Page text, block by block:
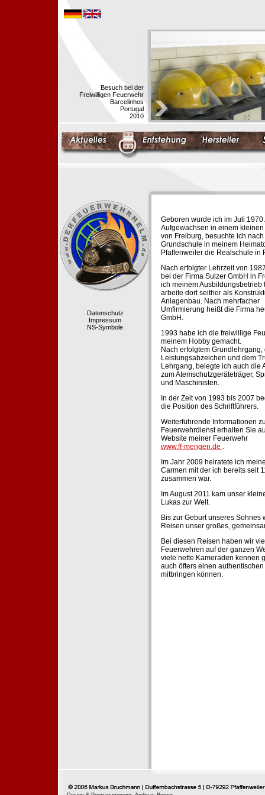
Besuch bei der
Freiwilligen Feuerwehr
Barcelinhos
Portugal
2010
Datenschutz
Impressum
NS-Symbole
Geboren wurde ich im Juli 1970.
Aufgewachsen in einem kleinen
von Freiburg, besuchte ich nach
Grundschule in meinem
Pfaffenweiler die Realschule in
Nach erfolgter Lehrzeit von
bei der Firma Sulzer GmbH in
ich meinem Ausbildungsbetrieb
arbeite dort seither als
Anlagenbau. Nach mehrfacher
Umfirmierung heißt die Firma
GmbH.
1993 habe ich die freiwillige
meinem Hobby gemacht.
Nach erfolgtem Grundlehrgang,
Leistungsabzeichen und dem
Lehrgang, belegte ich auch die
zum Atemschutzgeräteträger,
und Maschinisten.
In der Zeit von 1993 bis 2007
die Position des Schriftführers.
Weiterführende Informationen
Feuerwehrdienst erhalten Sie
Website meiner Feuerwehr
www.ff-mengen.de .
Im Jahr 2009 heiratete ich
Carmen mit der ich bereits seit
zusammen war.
Im August 2011 kam unser
Lukas zur Welt.
Bis zur Geburt unseres Sohnes
Reisen unser großes,
Bei diesen Reisen haben wir
Feuerwehren auf der ganzen
viele nette Kameraden kennen
auch öfters einen
mitbringen können.